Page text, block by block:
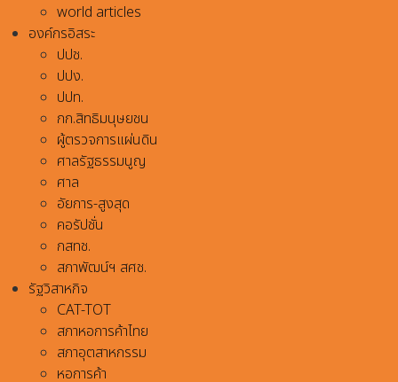
world articles
องค์กรอิสระ
ปปช.
ปปง.
ปปท.
กก.สิทธิมนุษยชน
ผู้ตรวจการแผ่นดิน
ศาลรัฐธรรมนูญ
ศาล
อัยการ-สูงสุด
คอรัปชั่น
กสทช.
สภาพัฒน์ฯ สศช.
รัฐวิสาหกิจ
CAT-TOT
สภาหอการค้าไทย
สภาอุตสาหกรรม
หอการค้า